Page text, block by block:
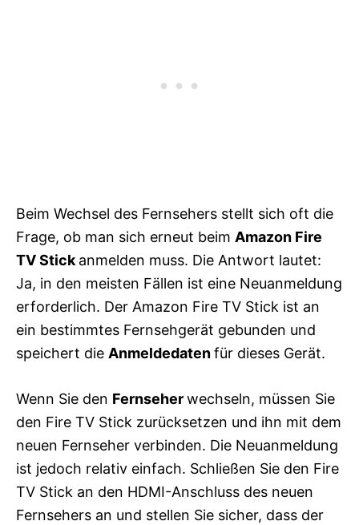
Beim Wechsel des Fernsehers stellt sich oft die
Frage, ob man sich erneut beim Amazon Fire
TV Stickanmelden muss. Die Antwort lautet:
Ja, in den meisten Fällen ist eine Neuanmeldung
erforderlich. Der Amazon Fire TV Stick ist an
ein bestimmtes Fernsehgerät gebunden und
speichert die Anmeldedatenfür dieses Gerät.
Wenn Sie den Fernseherwechseln, müssen Sie
den Fire TV Stick zurücksetzen und ihn mit dem
neuen Fernseher verbinden. Die Neuanmeldung
ist jedoch relativ einfach. Schließen Sie den Fire
TV Stick an den HDMI-Anschluss des neuen
Fernsehers an und stellen Sie sicher, dass der